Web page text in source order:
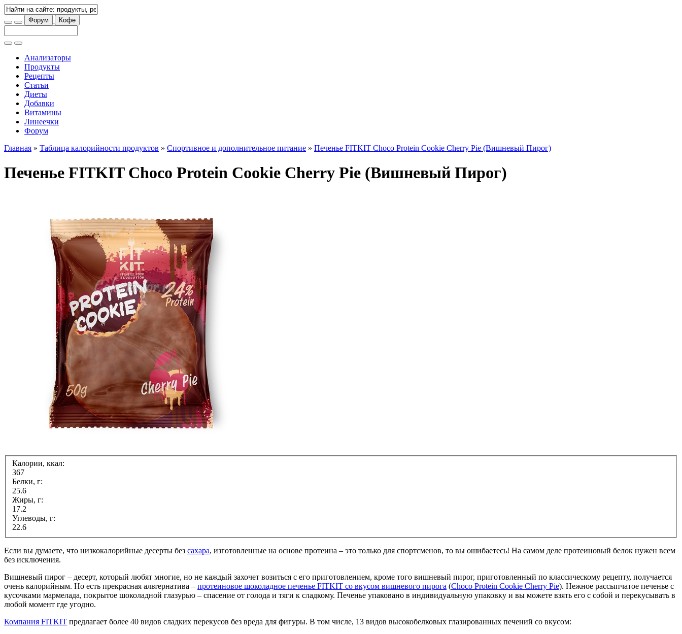
Форум Кофе
Анализаторы
Продукты
Рецепты
Статьи
Диеты
Добавки
Витамины
Линеечки
Форум
Главная » Таблица калорийности продуктов » Спортивное и дополнительное питание » Печенье FITKIT Choco Protein Cookie Cherry Pie (Вишневый Пирог)
Печенье FITKIT Choco Protein Cookie Cherry Pie (Вишневый Пирог)
Калории, ккал:
367
Белки, г:
25.6
Жиры, г:
17.2
Углеводы, г:
22.6
Если вы думаете, что низкокалорийные десерты без сахара, изготовленные на основе протеина – это только для спортсменов, то вы ошибаетесь! На самом деле протеиновый белок нужен всем
без исключения.
Вишневый пирог – десерт, который любят многие, но не каждый захочет возиться с его приготовлением, кроме того вишневый пирог, приготовленный по классическому рецепту, получается
очень калорийным. Но есть прекрасная альтернатива – протеиновое шоколадное печенье FITKIT со вкусом вишневого пирога (Choco Protein Cookie Cherry Pie). Нежное рассыпчатое печенье с
кусочками мармелада, покрытое шоколадной глазурью – спасение от голода и тяги к сладкому. Печенье упаковано в индивидуальную упаковку и вы можете взять его с собой и перекусывать в
любой момент где угодно.
Компания FITKIT предлагает более 40 видов сладких перекусов без вреда для фигуры. В том числе, 13 видов высокобелковых глазированных печений со вкусом: